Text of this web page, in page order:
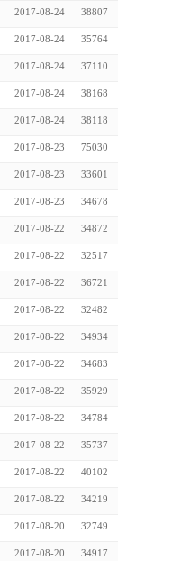
2017-08-24 38807
2017-08-24 35764
2017-08-24 37110
2017-08-24 38168
2017-08-24 38118
2017-08-23 75030
2017-08-23 33601
2017-08-23 34678
2017-08-22 34872
2017-08-22 32517
2017-08-22 36721
2017-08-22 32482
2017-08-22 34934
2017-08-22 34683
2017-08-22 35929
2017-08-22 34784
2017-08-22 35737
2017-08-22 40102
2017-08-22 34219
2017-08-20 32749
2017-08-20 34917